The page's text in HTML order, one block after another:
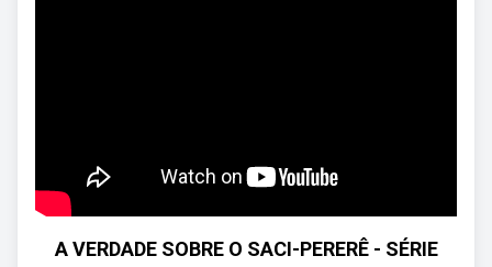
A VERDADE SOBRE O SACI-PERERÊ - SÉRIE